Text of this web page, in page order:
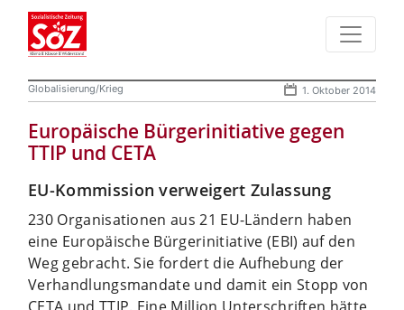
Globalisierung/Krieg 1. Oktober 2014
Europäische Bürgerinitiative gegen
TTIP und CETA
EU-Kommission verweigert Zulassung
230 Organisationen aus 21 EU-Ländern haben
eine Europäische Bürgerinitiative (EBI) auf den
Weg gebracht. Sie fordert die Aufhebung der
Verhandlungsmandate und damit ein Stopp von